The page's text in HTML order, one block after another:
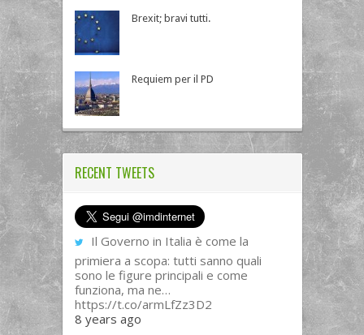
Brexit; bravi tutti.
Requiem per il PD
RECENT TWEETS
Il Governo in Italia è come la
primiera a scopa: tutti sanno quali
sono le figure principali e come
funziona, ma ne…
https://t.co/armLfZz3D2
8 years ago